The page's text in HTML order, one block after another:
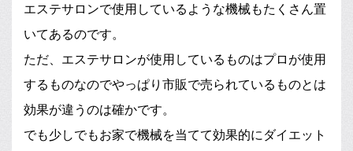
エステサロンで使用しているような機械もたくさん置
いてあるのです。
ただ、エステサロンが使用しているものはプロが使用
するものなのでやっぱり市販で売られているものとは
効果が違うのは確かです。
でも少しでもお家で機械を当てて効果的にダイエット